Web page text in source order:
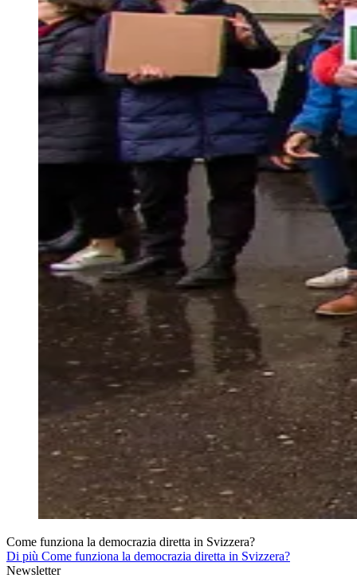
Come funziona la democrazia diretta in Svizzera?
Di più Come funziona la democrazia diretta in Svizzera?
Newsletter